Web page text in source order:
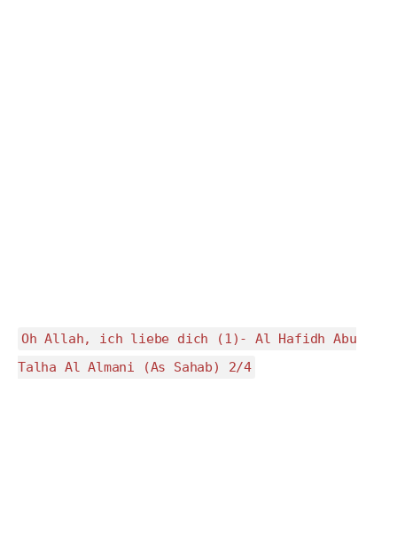
Oh Allah, ich liebe dich (1)- Al Hafidh Abu
Talha Al Almani (As Sahab) 2/4